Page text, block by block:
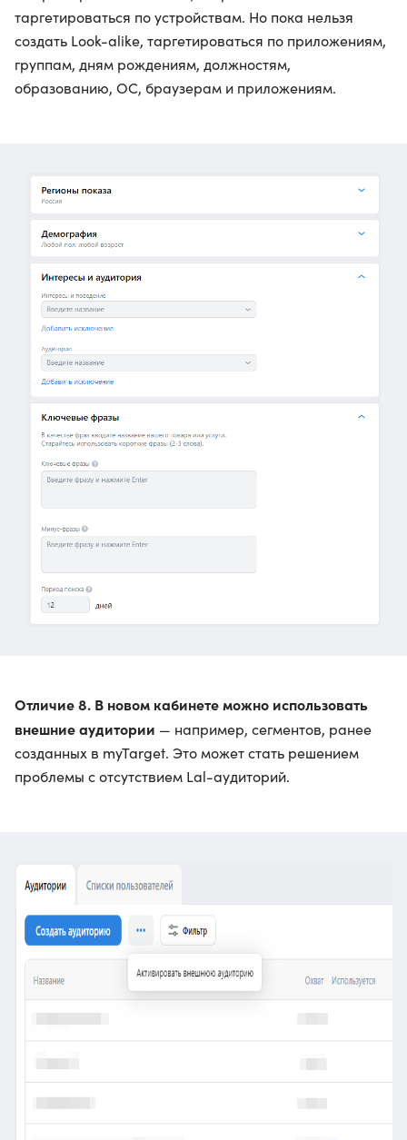
таргетироваться по устройствам. Но пока нельзя
создать Look-alike, таргетироваться по приложениям,
группам, дням рождениям, должностям,
образованию, ОС, браузерам и приложениям.
Отличие 8. В новом кабинете можно использовать
внешние аудитории — например, сегментов, ранее
созданных в myTarget. Это может стать решением
проблемы с отсутствием Lal-аудиторий.